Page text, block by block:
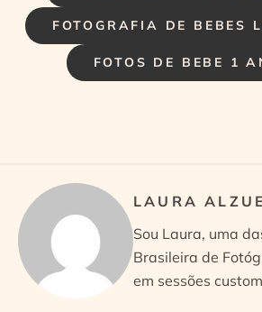
FOTOGRAFIA DE BEBES
FOTOS DE BEBE 1
LAURA
Sou Laura, uma
Brasileira de
em sessões